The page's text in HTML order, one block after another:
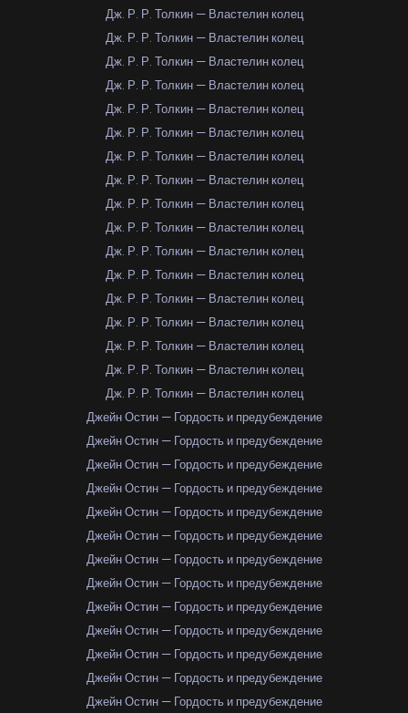
Дж. Р. Р. Толкин — Властелин колец
Дж. Р. Р. Толкин — Властелин колец
Дж. Р. Р. Толкин — Властелин колец
Дж. Р. Р. Толкин — Властелин колец
Дж. Р. Р. Толкин — Властелин колец
Дж. Р. Р. Толкин — Властелин колец
Дж. Р. Р. Толкин — Властелин колец
Дж. Р. Р. Толкин — Властелин колец
Дж. Р. Р. Толкин — Властелин колец
Дж. Р. Р. Толкин — Властелин колец
Дж. Р. Р. Толкин — Властелин колец
Дж. Р. Р. Толкин — Властелин колец
Дж. Р. Р. Толкин — Властелин колец
Дж. Р. Р. Толкин — Властелин колец
Дж. Р. Р. Толкин — Властелин колец
Дж. Р. Р. Толкин — Властелин колец
Дж. Р. Р. Толкин — Властелин колец
Джейн Остин — Гордость и предубеждение
Джейн Остин — Гордость и предубеждение
Джейн Остин — Гордость и предубеждение
Джейн Остин — Гордость и предубеждение
Джейн Остин — Гордость и предубеждение
Джейн Остин — Гордость и предубеждение
Джейн Остин — Гордость и предубеждение
Джейн Остин — Гордость и предубеждение
Джейн Остин — Гордость и предубеждение
Джейн Остин — Гордость и предубеждение
Джейн Остин — Гордость и предубеждение
Джейн Остин — Гордость и предубеждение
Джейн Остин — Гордость и предубеждение